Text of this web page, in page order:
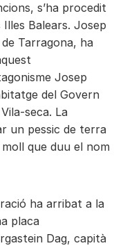
s’ha procedit
Illes Balears. Josep
Tarragona, ha
Josep
del Govern
seca. La
un pessic de terra
que duu el nom
ha arribat a la
placa
Dag, capità